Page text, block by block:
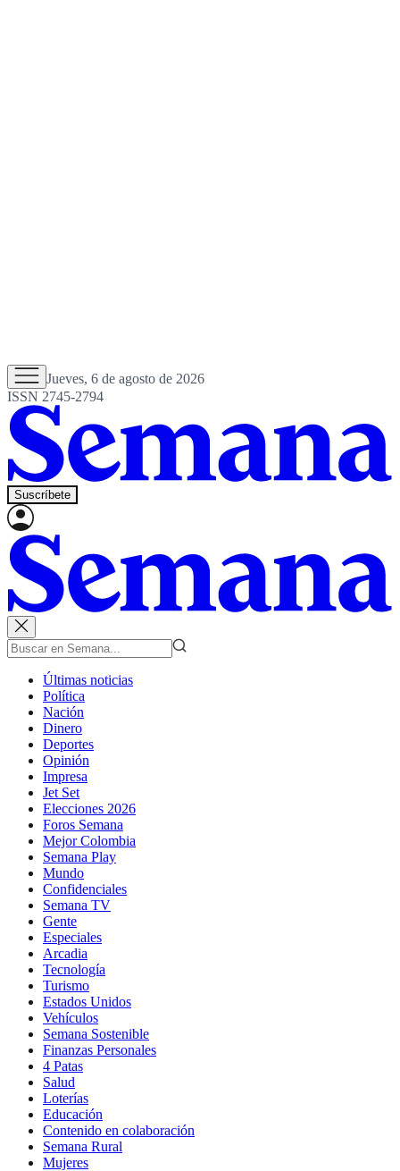
Jueves, 6 de agosto de 2026
ISSN 2745-2794
Suscríbete
Últimas noticias
Política
Nación
Dinero
Deportes
Opinión
Impresa
Jet Set
Elecciones 2026
Foros Semana
Mejor Colombia
Semana Play
Mundo
Confidenciales
Semana TV
Gente
Especiales
Arcadia
Tecnología
Turismo
Estados Unidos
Vehículos
Semana Sostenible
Finanzas Personales
4 Patas
Salud
Loterías
Educación
Contenido en colaboración
Semana Rural
Mujeres